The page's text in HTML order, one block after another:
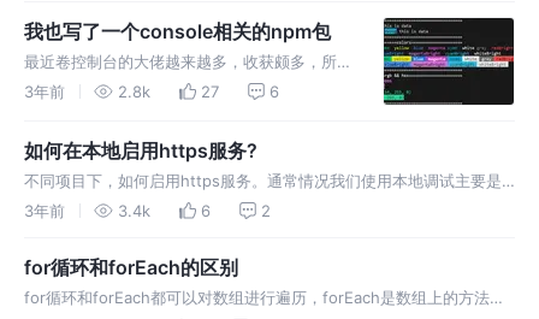
中常用的库：selenium
我也写了一个console相关的npm包
最近卷控制台的大佬越来越多，收获颇多，所以
站在巨人的肩膀上，我也卷一下console.log，
3年前 2.8k 27 6
如何在本地启用https服务?
不同项目下，如何启用https服务。通常情况我们使用本地调试主要是
http协议，但特殊情况下，我们需要https进行调试，比如浏览器访问
3年前 3.4k 6 2
for循环和forEach的区别
for循环和forEach都可以对数组进行遍历，forEach是数组上的方法，